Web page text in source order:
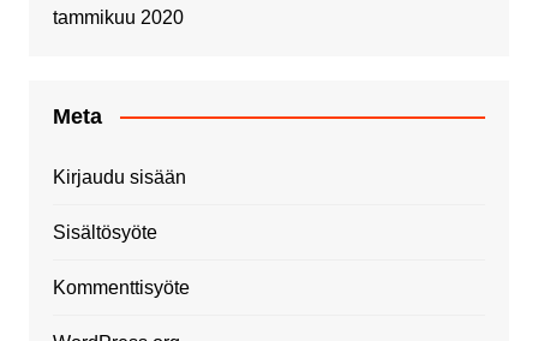
tammikuu 2020
Meta
Kirjaudu sisään
Sisältösyöte
Kommenttisyöte